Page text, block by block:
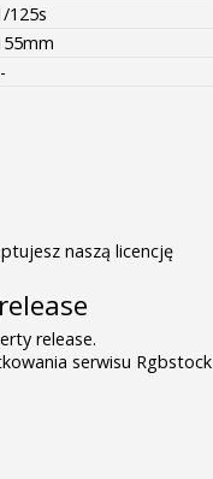
125s
naszą licencję
release.
serwisu Rgbstock